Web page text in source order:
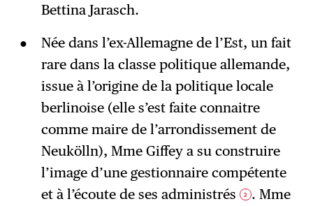
Bettina Jarasch.
Née dans l’ex-Allemagne de l’Est, un fait
rare dans la classe politique allemande,
issue à l’origine de la politique locale
berlinoise (elle s’est faite connaitre
comme maire de l’arrondissement de
Neukölln), Mme Giffey a su construire
l’image d’une gestionnaire compétente
et à l’écoute de ses administrés
3 . Mme